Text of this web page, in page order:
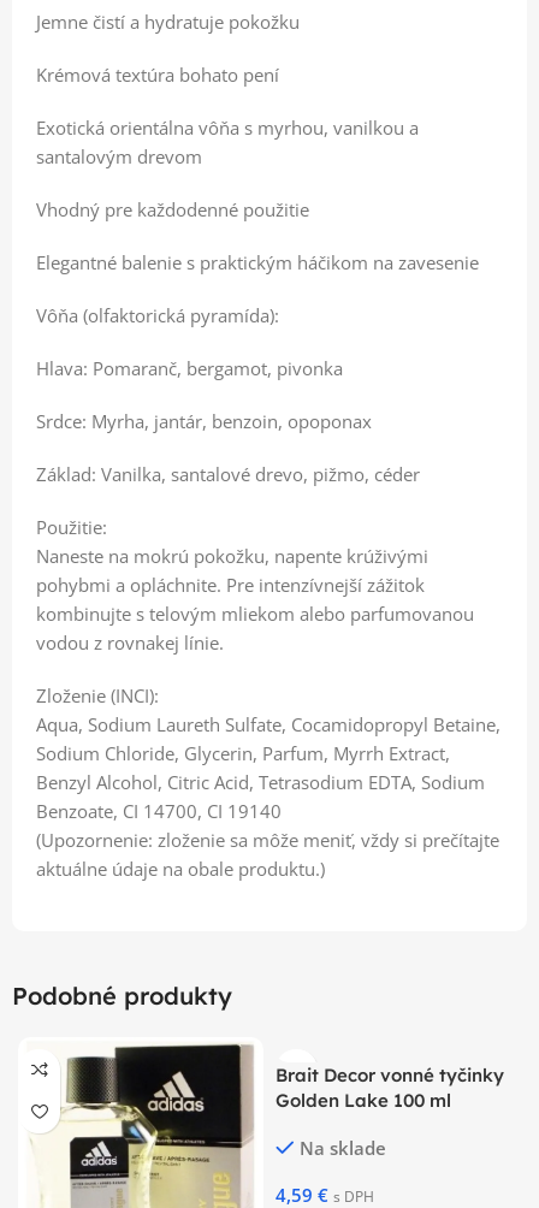
Jemne čistí a hydratuje pokožku
Krémová textúra bohato pení
Exotická orientálna vôňa s myrhou, vanilkou a
santalovým drevom
Vhodný pre každodenné použitie
Elegantné balenie s praktickým háčikom na zavesenie
Vôňa (olfaktorická pyramída):
Hlava: Pomaranč, bergamot, pivonka
Srdce: Myrha, jantár, benzoin, opoponax
Základ: Vanilka, santalové drevo, pižmo, céder
Použitie:
Naneste na mokrú pokožku, napente krúživými
pohybmi a opláchnite. Pre intenzívnejší zážitok
kombinujte s telovým mliekom alebo parfumovanou
vodou z rovnakej línie.
Zloženie (INCI):
Aqua, Sodium Laureth Sulfate, Cocamidopropyl Betaine,
Sodium Chloride, Glycerin, Parfum, Myrrh Extract,
Benzyl Alcohol, Citric Acid, Tetrasodium EDTA, Sodium
Benzoate, CI 14700, CI 19140
(Upozornenie: zloženie sa môže meniť, vždy si prečítajte
aktuálne údaje na obale produktu.)
Podobné produkty
Brait Decor vonné tyčinky
Golden Lake 100 ml
Na sklade
4,59 € s DPH